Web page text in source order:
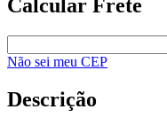
Calcular Frete
Não sei meu CEP
Descrição